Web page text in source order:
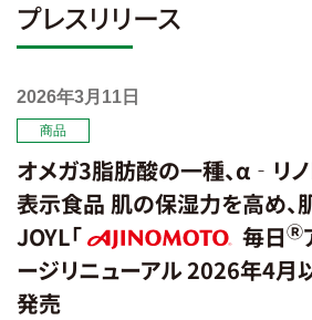
プレスリリース
2026年3月11日
商品
オメガ3脂肪酸の一種、α‐リ
表示食品 肌の保湿力を高め、
JOYL「
AJINOMOTO
毎日Ⓡ
ージリニューアル 2026年4月
発売